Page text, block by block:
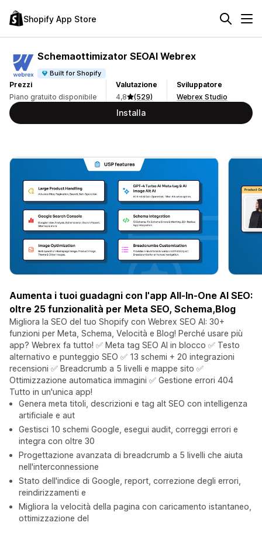
Shopify App Store
Schemaottimizator SEOAI Webrex
Built for Shopify
Prezzi
Piano gratuito disponibile
Valutazione
4,8
(529)
Sviluppatore
Webrex Studio
Installa
Aumenta i tuoi guadagni con l'app All-In-One AI SEO:
oltre 25 funzionalità per Meta SEO, Schema,BIog
Migliora la SEO del tuo Shopify con Webrex SEO AI: 30+
funzioni per Meta, Schema, Velocità e Blog! Perché usare più
app? Webrex fa tutto! ✅ Meta tag SEO AI in blocco ✅ Testo
alternativo e punteggio SEO ✅ 13 schemi + 20 integrazioni
recensioni ✅ Breadcrumb a 5 livelli e mappe sito ✅
Ottimizzazione automatica immagini ✅ Gestione errori 404
Tutto in un'unica app!
Genera meta titoli, descrizioni e tag alt SEO con intelligenza
artificiale e aut
Gestisci 10 schemi Google, esegui audit, correggi errori e
integra con oltre 30
Progettazione avanzata di breadcrumb a 5 livelli che aiuta
nell'interconnessione
Stato dell'indice di Google, report, correzione degli errori,
reindirizzamenti e
Migliora la velocità della pagina con caricamento istantaneo,
ottimizzazione del